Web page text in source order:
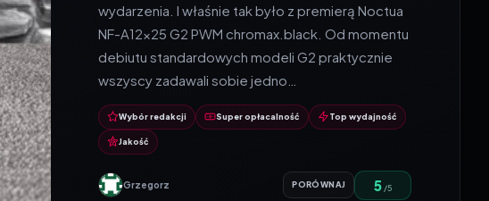
wydarzenia. I właśnie tak było z premierą Noctua
NF-A12x25 G2 PWM chromax.black. Od momentu
debiutu standardowych modeli G2 praktycznie
wszyscy zadawali sobie jedno…
Wybór redakcji Super opłacalność Top wydajność
Jakość
Grzegorz PORÓWNAJ 5 /5